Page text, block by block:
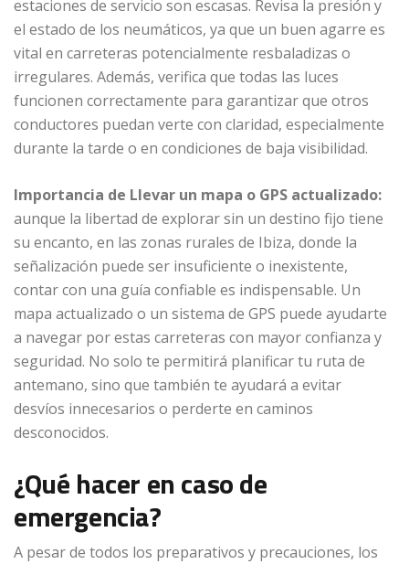
estaciones de servicio son escasas. Revisa la presión y
el estado de los neumáticos, ya que un buen agarre es
vital en carreteras potencialmente resbaladizas o
irregulares. Además, verifica que todas las luces
funcionen correctamente para garantizar que otros
conductores puedan verte con claridad, especialmente
durante la tarde o en condiciones de baja visibilidad.
Importancia de Llevar un mapa o GPS actualizado:
aunque la libertad de explorar sin un destino fijo tiene
su encanto, en las zonas rurales de Ibiza, donde la
señalización puede ser insuficiente o inexistente,
contar con una guía confiable es indispensable. Un
mapa actualizado o un sistema de GPS puede ayudarte
a navegar por estas carreteras con mayor confianza y
seguridad. No solo te permitirá planificar tu ruta de
antemano, sino que también te ayudará a evitar
desvíos innecesarios o perderte en caminos
desconocidos.
¿Qué hacer en caso de
emergencia?
A pesar de todos los preparativos y precauciones, los